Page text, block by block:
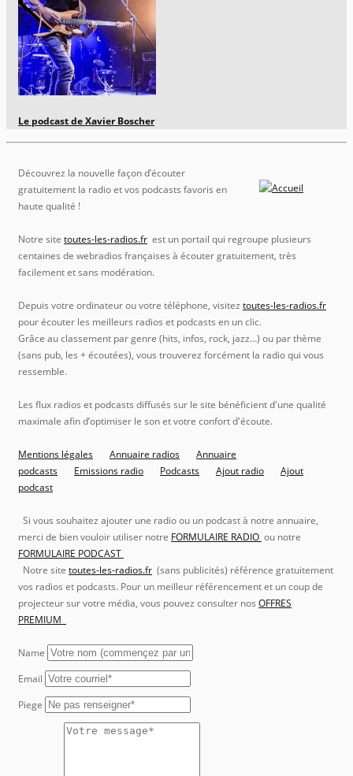
Le podcast de Xavier Boscher
Découvrez la nouvelle façon d’écouter
gratuitement la radio et vos podcasts favoris en
haute qualité !
Notre site toutes-les-radios.fr est un portail qui regroupe plusieurs
centaines de webradios françaises à écouter gratuitement, très
facilement et sans modération.
Depuis votre ordinateur ou votre téléphone, visitez toutes-les-radios.fr
pour écouter les meilleurs radios et podcasts en un clic.
Grâce au classement par genre (hits, infos, rock, jazz…) ou par thème
(sans pub, les + écoutées), vous trouverez forcément la radio qui vous
ressemble.
Les flux radios et podcasts diffusés sur le site bénéficient d'une qualité
maximale afin d’optimiser le son et votre confort d'écoute.
Mentions légales Annuaire radios
Annuaire
podcasts
Emissions radio Podcasts Ajout radio
Ajout
podcast
Si vous souhaitez ajouter une radio ou un podcast à notre annuaire,
merci de bien vouloir utiliser notre FORMULAIRE RADIO ou notre
FORMULAIRE PODCAST
Notre site toutes-les-radios.fr (sans publicités) référence gratuitement
vos radios et podcasts. Pour un meilleur référencement et un coup de
projecteur sur votre média, vous pouvez consulter nos OFFRES
PREMIUM
Name
Email
Piege